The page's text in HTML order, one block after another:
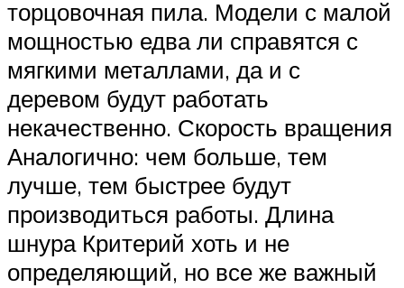
торцовочная пила. Модели с малой
мощностью едва ли справятся с
мягкими металлами, да и с
деревом будут работать
некачественно. Скорость вращения
Аналогично: чем больше, тем
лучше, тем быстрее будут
производиться работы. Длина
шнура Критерий хоть и не
определяющий, но все же важный